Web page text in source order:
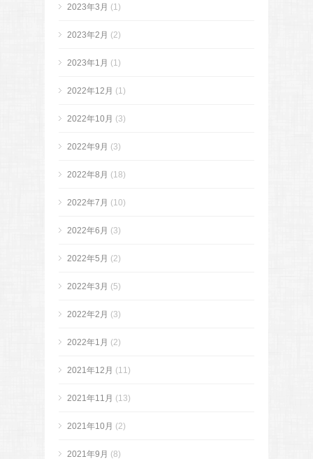
2023年3月 (1)
2023年2月 (2)
2023年1月 (1)
2022年12月 (1)
2022年10月 (3)
2022年9月 (3)
2022年8月 (18)
2022年7月 (10)
2022年6月 (3)
2022年5月 (2)
2022年3月 (5)
2022年2月 (3)
2022年1月 (2)
2021年12月 (11)
2021年11月 (13)
2021年10月 (2)
2021年9月 (8)